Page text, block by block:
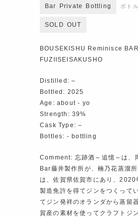
Bar Private Bottling ボト
SOLD OUT
BOUSEKISHU Reminisce BAR
FUZIISEISAKUSHO
Distilled: –
Bottled: 2025
Age: about ‐ yo
Strength: 39%
Cask Type: –
Bottles: ‐ bottling
Comment: 忘跡酒～追憶～は、
Bar藤井製作所が、楠乃花蒸溜
は、佐賀県佐賀市にあり、2020
製造免許を得てジンをつくって
てジン発祥のオランダから蒸留
賀産の素材を使ってクラフトジ